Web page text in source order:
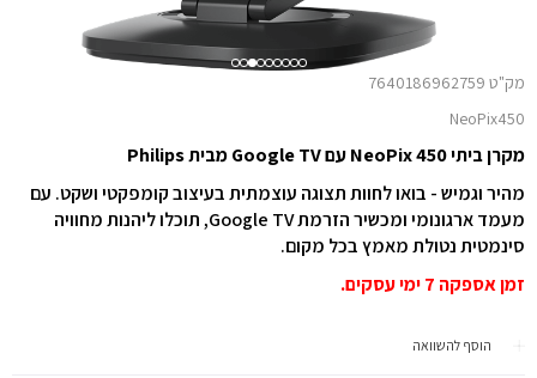
מק"ט 7640186962759
NeoPix450
מקרן ביתי NeoPix 450 עם Google TV מבית Philips
מהיר וגמיש - בואו לחוות תצוגה עוצמתית בעיצוב קומפקטי ושקט. עם
מעמד ארגונומי ומכשיר הזרמת Google TV, תוכלו ליהנות מחוויה
סינמטית נטולת מאמץ בכל מקום.
זמן אספקה 7 ימי עסקים.
הוסף להשוואה